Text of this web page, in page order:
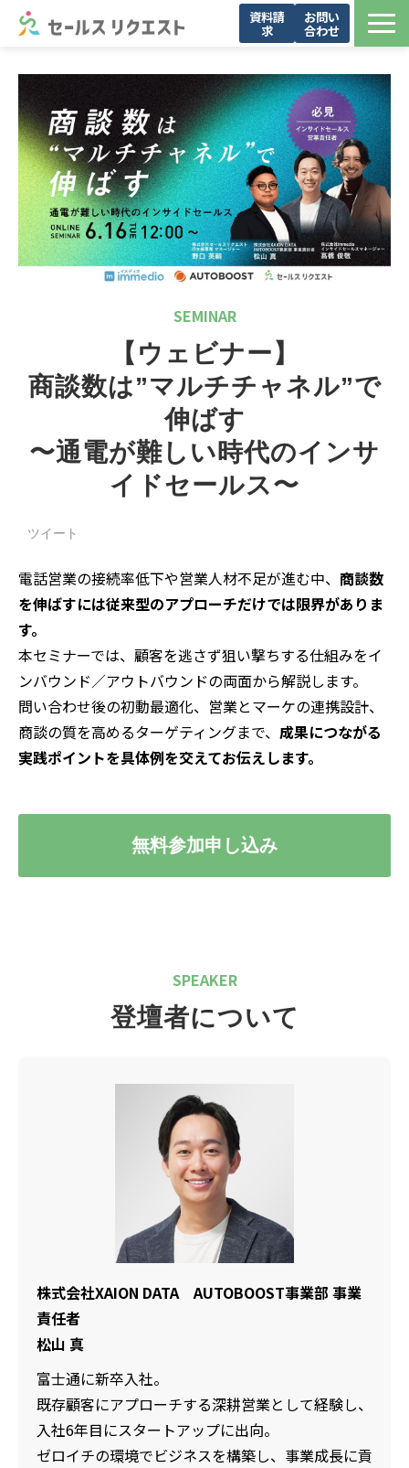
資料請
求
お問い
合わせ
お問い合わせ一覧
導入事例
メンバー紹介
お役立ち資料
セミナー・イベント
ブログ
SEMINAR
【ウェビナー】
商談数は”マルチチャネル”で
伸ばす
〜通電が難しい時代のインサ
イドセールス〜
ツイート
電話営業の接続率低下や営業人材不足が進む中、 商談数
を伸ばすには従来型のアプローチだけでは限界がありま
す。
本セミナーでは、顧客を逃さず狙い撃ちする仕組みをイ
ンバウンド／アウトバウンドの両面から解説します。
問い合わせ後の初動最適化、営業とマーケの連携設計、
商談の質を高めるターゲティングまで、 成果につながる
実践ポイントを具体例を交えてお伝えします。
無料参加申し込み
SPEAKER
登壇者について
株式会社XAION DATA AUTOBOOST事業部 事業
責任者
松山 真
富士通に新卒入社。
既存顧客にアプローチする深耕営業として経験し、
入社6年目にスタートアップに出向。
ゼロイチの環境でビジネスを構築し、事業成長に貢